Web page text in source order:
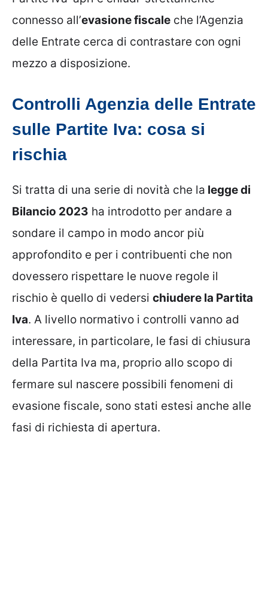
connesso all’evasione fiscale che l’Agenzia
delle Entrate cerca di contrastare con ogni
mezzo a disposizione.
Controlli Agenzia delle Entrate
sulle Partite Iva: cosa si
rischia
Si tratta di una serie di novità che la legge di
Bilancio 2023 ha introdotto per andare a
sondare il campo in modo ancor più
approfondito e per i contribuenti che non
dovessero rispettare le nuove regole il
rischio è quello di vedersi chiudere la Partita
Iva. A livello normativo i controlli vanno ad
interessare, in particolare, le fasi di chiusura
della Partita Iva ma, proprio allo scopo di
fermare sul nascere possibili fenomeni di
evasione fiscale, sono stati estesi anche alle
fasi di richiesta di apertura.